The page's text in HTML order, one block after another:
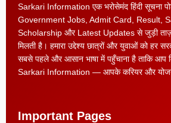
Sarkari Information एक भरोसेमंद हिंदी सूचना
Government Jobs, Admit Card, Result,
Scholarship और Latest Updates से जुड़ी
मिलती है। हमारा उद्देश्य छात्रों और युवाओं को हर
सबसे पहले और आसान भाषा में पहुँचाना है ताकि
Sarkari Information — आपके करियर और
Important Pages